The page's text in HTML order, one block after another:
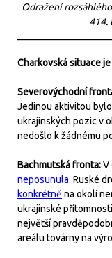
Odražení
414.
Charkovská situace
Severovýchodní
Jedinou aktivitou
ukrajinských pozic v
nedošlo k žádnému
Bachmutská fronta:V
neposunula. Ruské
konkrétně na okolí
ukrajinské
největší
areálu továrny na